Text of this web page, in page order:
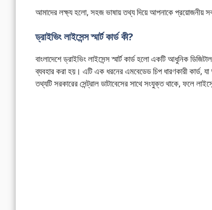
আমাদের লক্ষ্য হলো, সহজ ভাষায় তথ্য দিয়ে আপনাকে প্রয়োজনীয়
ড্রাইভিং লাইসেন্স স্মার্ট কার্ড কী?
বাংলাদেশে ড্রাইভিং লাইসেন্স স্মার্ট কার্ড হলো একটি আধুনিক
ব্যবহার করা হয়। এটি এক ধরনের এমবেডেড চিপ ধারণকারী কার্ড,
তথ্যটি সরকারের সেন্ট্রাল ডাটাবেসের সাথে সংযুক্ত থাকে, ফলে